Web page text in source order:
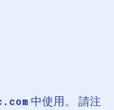
中使用。 請注